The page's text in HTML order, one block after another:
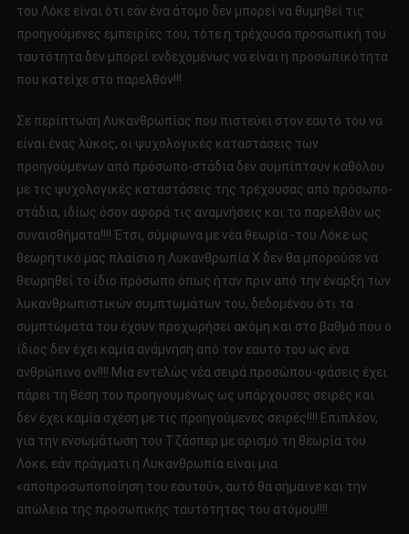
του Λόκε είναι ότι εάν ένα άτομο δεν μπορεί να θυμηθεί τις
προηγούμενες εμπειρίες του, τότε η τρέχουσα προσωπική του
ταυτότητα δεν μπορεί ενδεχομένως να είναι η προσωπικότητα
που κατείχε στο παρελθόν!!!
Σε περίπτωση Λυκανθρωπίας που πιστεύει στον εαυτό του να
είναι ένας λύκος, οι ψυχολογικές καταστάσεις των
προηγούμενων από πρόσωπο-στάδια δεν συμπίπτουν καθόλου
με τις ψυχολογικές καταστάσεις της τρέχουσας από πρόσωπο-
στάδια, ιδίως όσον αφορά τις αναμνήσεις και το παρελθόν ως
συναισθήματα!!!! Έτσι, σύμφωνα με νέα θεωρία -του Λόκε ως
θεωρητικό μας πλαίσιο η Λυκανθρωπία Χ δεν θα μπορούσε να
θεωρηθεί το ίδιο πρόσωπο όπως ήταν πριν από την έναρξη των
λυκανθρωπιστικών συμπτωμάτων του, δεδομένου ότι τα
συμπτώματα του έχουν προχωρήσει ακόμη και στο βαθμό που ο
ίδιος δεν έχει καμία ανάμνηση από τον εαυτό του ως ένα
ανθρώπινο ον!!!! Μια εντελώς νέα σειρά προσώπου-φάσεις έχει
πάρει τη θέση του προηγουμένως ως υπάρχουσες σειρές και
δεν έχει καμία σχέση με τις προηγούμενες σειρές!!!! Επιπλέον,
για την ενσωμάτωση του Τζάσπερ με ορισμό τη θεωρία του
Λόκε, εάν πράγματι η Λυκανθρωπία είναι μια
«αποπροσωποποίηση του εαυτού», αυτό θα σήμαινε και την
απώλεια της προσωπικής ταυτότητας του ατόμου!!!!